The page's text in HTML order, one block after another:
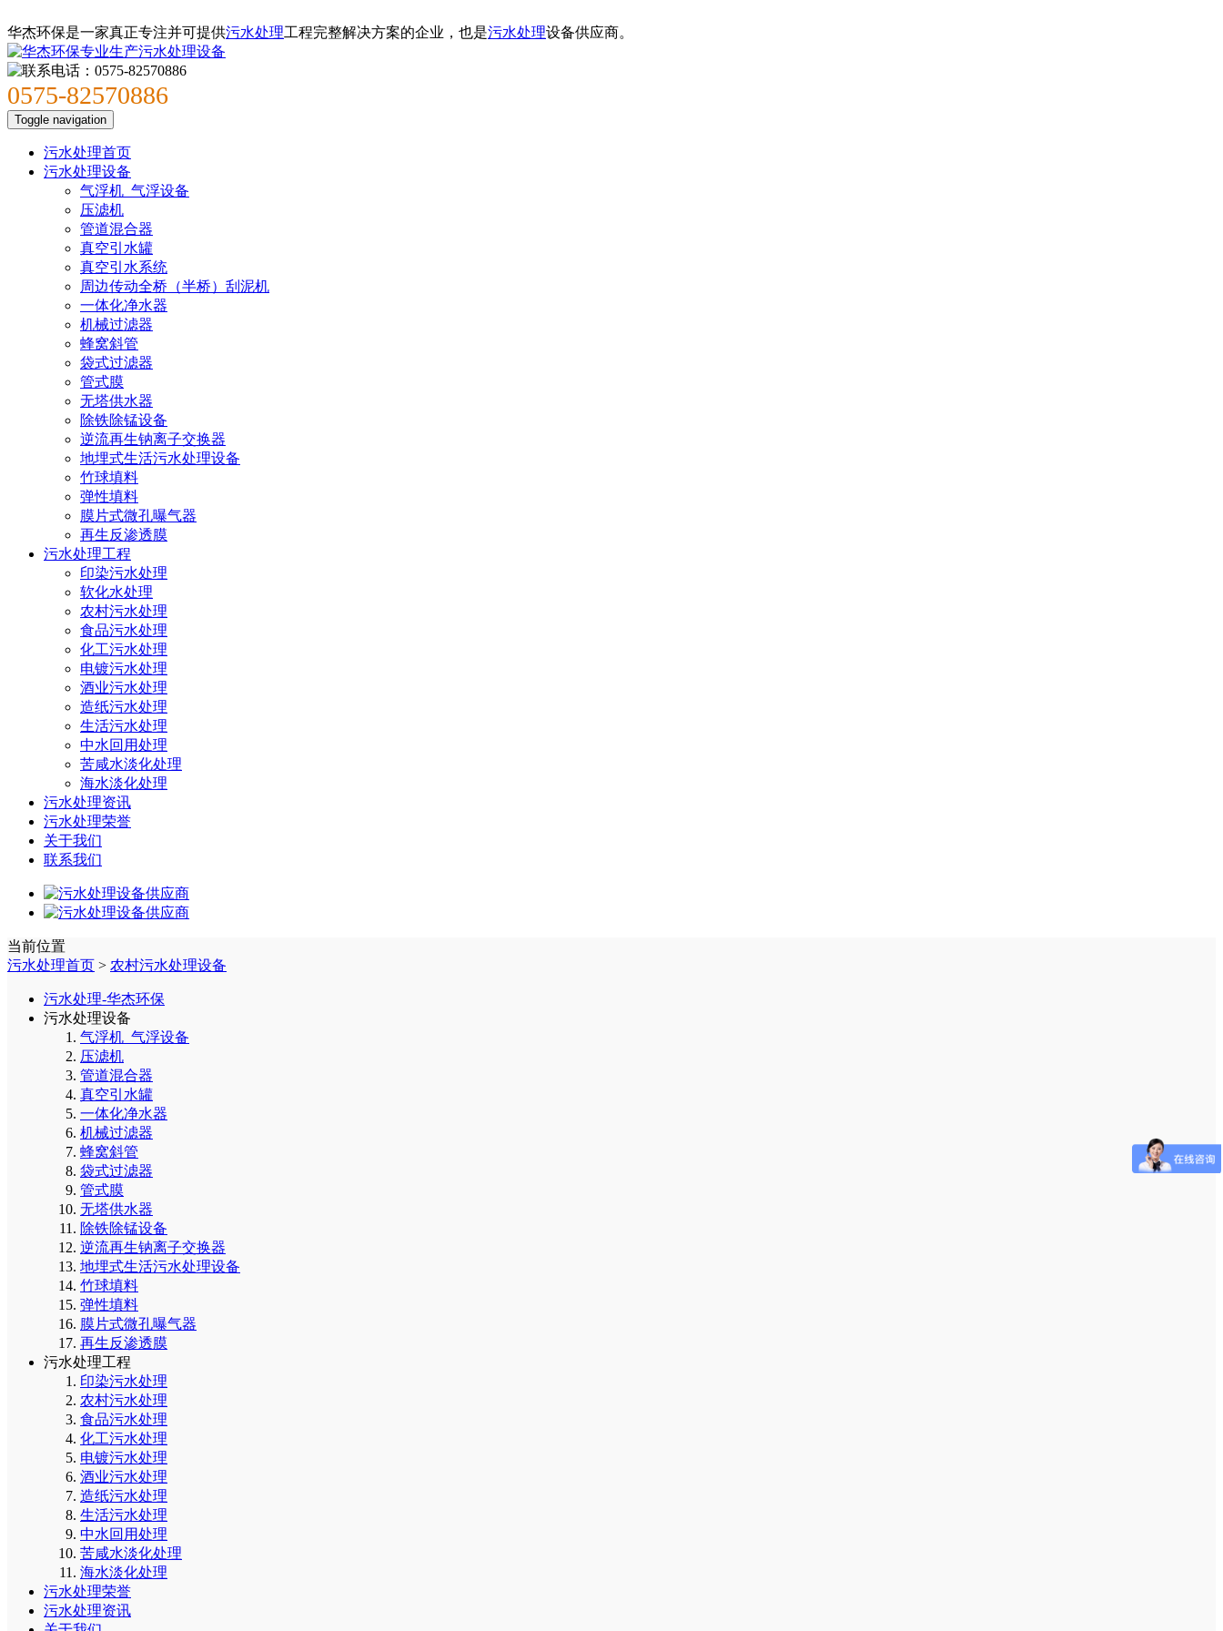
华杰环保是一家真正专注并可提供污水处理工程完整解决方案的企业，也是污水处理设备供应商。
0575-82570886
Toggle navigation
污水处理首页
污水处理设备
气浮机_气浮设备
压滤机
管道混合器
真空引水罐
真空引水系统
周边传动全桥（半桥）刮泥机
一体化净水器
机械过滤器
蜂窝斜管
袋式过滤器
管式膜
无塔供水器
除铁除锰设备
逆流再生钠离子交换器
地埋式生活污水处理设备
竹球填料
弹性填料
膜片式微孔曝气器
再生反渗透膜
污水处理工程
印染污水处理
软化水处理
农村污水处理
食品污水处理
化工污水处理
电镀污水处理
酒业污水处理
造纸污水处理
生活污水处理
中水回用处理
苦咸水淡化处理
海水淡化处理
污水处理资讯
污水处理荣誉
关于我们
联系我们
当前位置
污水处理首页 > 农村污水处理设备
污水处理-华杰环保
污水处理设备
气浮机_气浮设备
压滤机
管道混合器
真空引水罐
一体化净水器
机械过滤器
蜂窝斜管
袋式过滤器
管式膜
无塔供水器
除铁除锰设备
逆流再生钠离子交换器
地埋式生活污水处理设备
竹球填料
弹性填料
膜片式微孔曝气器
再生反渗透膜
污水处理工程
印染污水处理
农村污水处理
食品污水处理
化工污水处理
电镀污水处理
酒业污水处理
造纸污水处理
生活污水处理
中水回用处理
苦咸水淡化处理
海水淡化处理
污水处理荣誉
污水处理资讯